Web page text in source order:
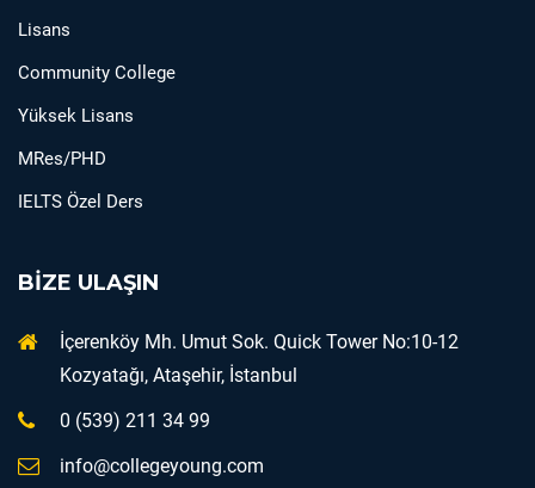
Lisans
Community College
Yüksek Lisans
MRes/PHD
IELTS Özel Ders
BİZE ULAŞIN
İçerenköy Mh. Umut Sok. Quick Tower No:10-12
Kozyatağı, Ataşehir, İstanbul
0 (539) 211 34 99
info@collegeyoung.com